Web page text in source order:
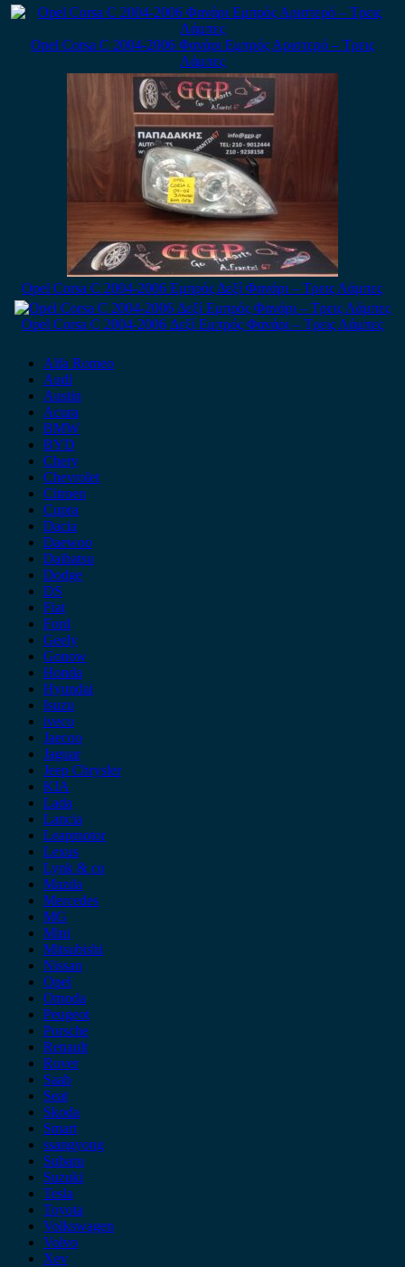
Opel Corsa C 2004-2006 Φανάρι Εμπρός Αριστερό – Tρεις
Λάμπες
Opel Corsa C 2004-2006 Εμπρός Δεξί Φανάρι – Τρεις Λάμπες
Opel Corsa C 2004-2006 Δεξί Εμπρός Φανάρι – Τρεις Λάμπες
Alfa Romeo
Audi
Austin
Acura
BMW
BYD
Chery
Chevrolet
Citroen
Cupra
Dacia
Daewoo
Daihatsu
Dodge
DS
Fiat
Ford
Geely
Gonow
Honda
Hyundai
Isuzu
iveco
Jaecoo
Jaguar
Jeep Chrysler
KIA
Lada
Lancia
Leapmotor
Lexus
Lynk & co
Mazda
Mercedes
MG
Mini
Mitsubishi
Nissan
Opel
Omoda
Peugeot
Porsche
Renault
Rover
Saab
Seat
Skoda
Smart
ssangyong
Subaru
Suzuki
Tesla
Toyota
Volkswagen
Volvo
Xev